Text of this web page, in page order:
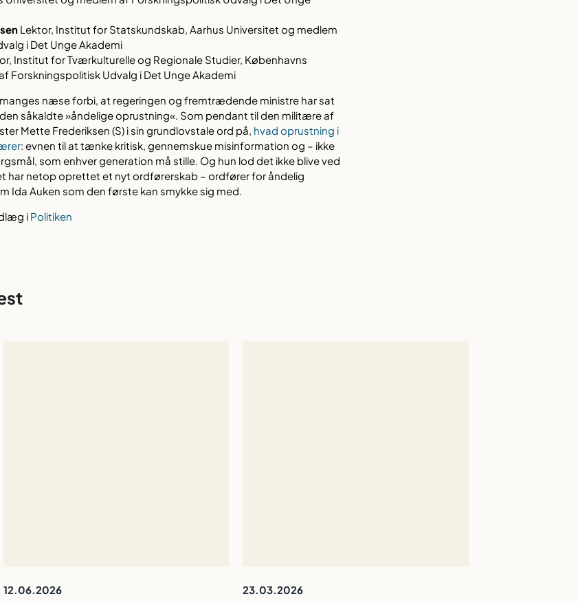
Lektor, Institut for Statskundskab, Aarhus Universitet og medlem
i Det Unge Akademi
Institut for Tværkulturelle og Regionale Studier, Københavns
Forskningspolitisk Udvalg i Det Unge Akademi
næse forbi, at regeringen og fremtrædende ministre har sat
såkaldte »åndelige oprustning«. Som pendant til den militære af
Mette Frederiksen (S) i sin grundlovstale ord på, hvad oprustning i
: evnen til at tænke kritisk, gennemskue misinformation og – ikke
som enhver generation må stille. Og hun lod det ikke blive ved
har netop oprettet et nyt ordførerskab – ordfører for åndelig
Ida Auken som den første kan smykke sig med.
i Politiken
12.06.2026 23.03.2026